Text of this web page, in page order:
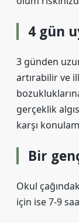
4 gün
3 günden
artırabilir ve
gerçeklik
karşı
Bir
Okul
için ise 7-9